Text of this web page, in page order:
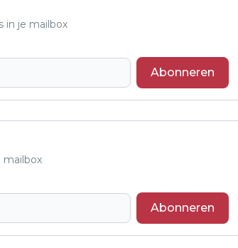
in je mailbox
Abonneren
mailbox
Abonneren